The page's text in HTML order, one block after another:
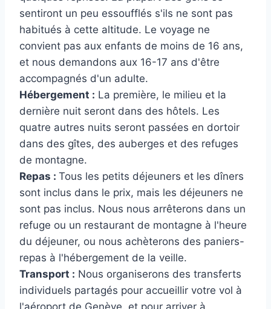
sentiront un peu essoufflés s'ils ne sont pas
habitués à cette altitude. Le voyage ne
convient pas aux enfants de moins de 16 ans,
et nous demandons aux 16-17 ans d'être
accompagnés d'un adulte.
Hébergement : La première, le milieu et la
dernière nuit seront dans des hôtels. Les
quatre autres nuits seront passées en dortoir
dans des gîtes, des auberges et des refuges
de montagne.
Repas : Tous les petits déjeuners et les dîners
sont inclus dans le prix, mais les déjeuners ne
sont pas inclus. Nous nous arrêterons dans un
refuge ou un restaurant de montagne à l'heure
du déjeuner, ou nous achèterons des paniers-
repas à l'hébergement de la veille.
Transport : Nous organiserons des transferts
individuels partagés pour accueillir votre vol à